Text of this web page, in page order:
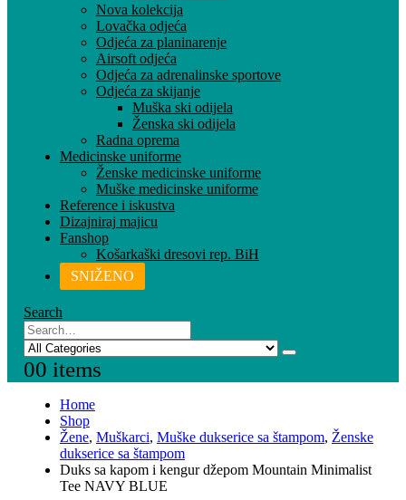
Nova kolekcija
Lovačka odjeća
Odjeća za planinarenje
Airsoft odjeća
Odjeća za adrenalinske sportove
Odjeća za skijanje
Muška ski odijela
Ženska ski odijela
Radna oprema
Medicinske uniforme
Ženske medicinske uniforme
Muške medicinske uniforme
Reference i iskustva
Dizajniraj majicu
Fanshop
Košarkaški dresovi rep. BiH
SNIŽENO
Search
00 items
Home
Shop
Žene, Muškarci, Muške dukserice sa štampom, Ženske
dukserice sa štampom
Duks sa kapom i kengur džepom Mountain Minimalist
Tee NAVY BLUE